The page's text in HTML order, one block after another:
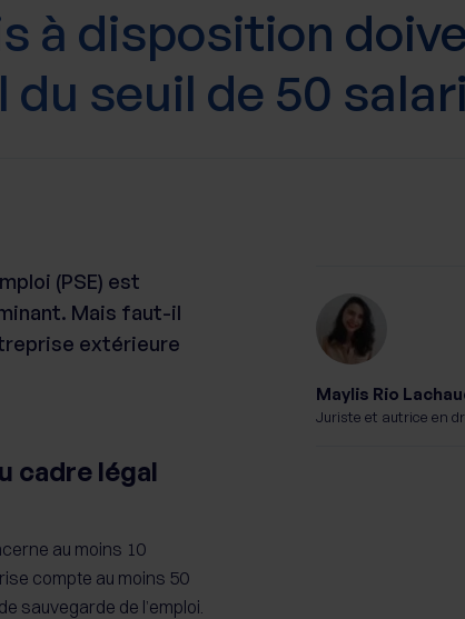
à disposition
seuil de 50
(PSE) est
Mais faut-il
extérieure
cadre légal
au moins 10
compte au moins 50
sauvegarde de l’emploi.
Maylis Rio
Juriste et autrice en